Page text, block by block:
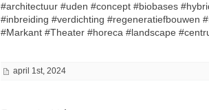
#architectuur #uden #concept #biobases
#inbreiding #verdichting #regeneratiefbouwen
#Markant #Theater #horeca #landscape
april 1st, 2024